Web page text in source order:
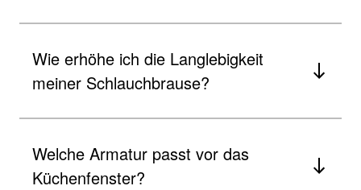
Wie erhöhe ich die Langlebigkeit
meiner Schlauchbrause?
Welche Armatur passt vor das
Küchenfenster?